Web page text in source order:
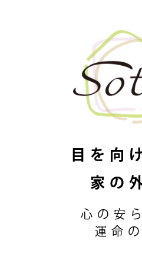
目を向
家の
心の安
運命